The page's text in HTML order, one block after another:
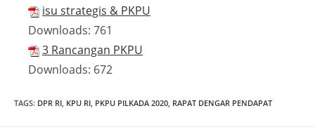
isu strategis & PKPU
Downloads: 761
3 Rancangan PKPU
Downloads: 672
TAGS: DPR RI KPU RI PKPU PILKADA 2020 RAPAT DENGAR PENDAPAT